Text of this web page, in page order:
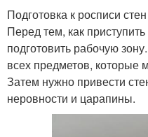
Подготовка к росписи стен
Перед тем, как
подготовить рабочую
всех предметов, которые
Затем нужно привести
неровности и царапины.